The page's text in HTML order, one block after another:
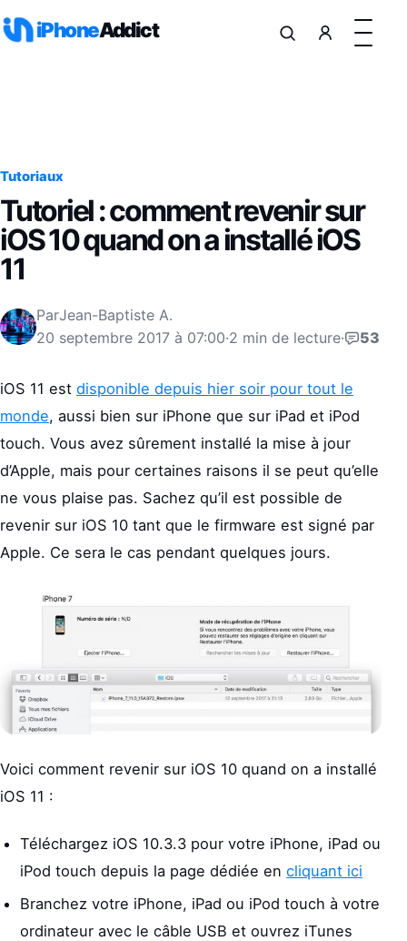
iPhoneAddict
Tutoriaux
Tutoriel : comment revenir sur
iOS 10 quand on a installé iOS
11
ParJean-Baptiste A.
20 septembre 2017 à 07:00·2 min de lecture· 53
iOS 11 est disponible depuis hier soir pour tout le
monde, aussi bien sur iPhone que sur iPad et iPod
touch. Vous avez sûrement installé la mise à jour
d’Apple, mais pour certaines raisons il se peut qu’elle
ne vous plaise pas. Sachez qu’il est possible de
revenir sur iOS 10 tant que le firmware est signé par
Apple. Ce sera le cas pendant quelques jours.
Voici comment revenir sur iOS 10 quand on a installé
iOS 11 :
Téléchargez iOS 10.3.3 pour votre iPhone, iPad ou
iPod touch depuis la page dédiée encliquant ici
Branchez votre iPhone, iPad ou iPod touch à votre
ordinateur avec le câble USB et ouvrez iTunes